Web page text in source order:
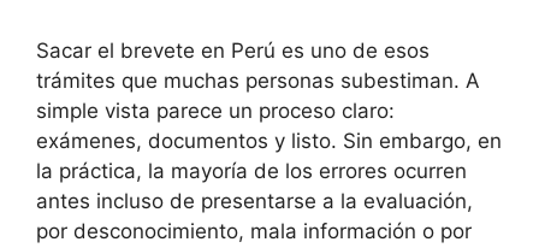
Sacar el brevete en Perú es uno de esos
trámites que muchas personas subestiman. A
simple vista parece un proceso claro:
exámenes, documentos y listo. Sin embargo, en
la práctica, la mayoría de los errores ocurren
antes incluso de presentarse a la evaluación,
por desconocimiento, mala información o por